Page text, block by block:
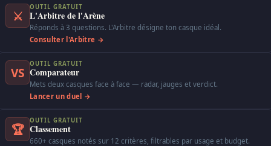
⚔
OUTIL GRATUIT
L'Arbitre de l'Arène
Réponds à 3 questions. L'Arbitre désigne ton casque idéal.
Consulter l'Arbitre →
VS
OUTIL GRATUIT
Comparateur
Mets deux casques face à face — radar, jauges et verdict.
Lancer un duel →
🏆
OUTIL GRATUIT
Classement
660+ casques notés sur 12 critères, filtrables par usage et budget.